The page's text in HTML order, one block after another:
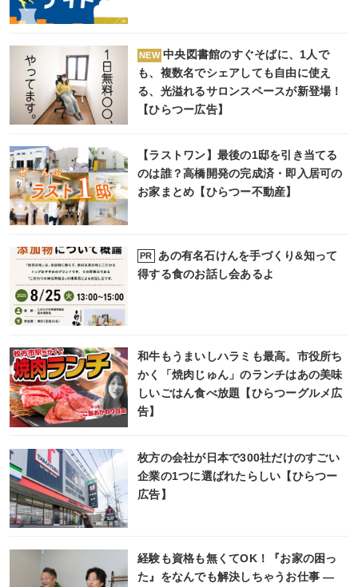
NEW 中央図書館のすぐそばに、1人で
も、複数名でシェアしても自由に使え
る、光溢れるサロンスペースが新登場！
【ひらつー広告】
【ラストワン】最後の1邸を引き当てる
のは誰？高橋開発の完成済・即入居可の
お家まとめ【ひらつー不動産】
PR
あの有名石けんを手づくり&知って
得する食のお話し会あるよ
和牛もうまいしハラミも最高。市役所ち
かく「焼肉じゅん」のランチはあの美味
しいごはん食べ放題【ひらつーグルメ広
告】
枚方の会社が日本で300社だけのすごい
企業の1つに選ばれたらしい【ひらつー
広告】
経験も資格も無くてOK！『お家の困っ
た』をなんでも解決しちゃうお仕事 ―